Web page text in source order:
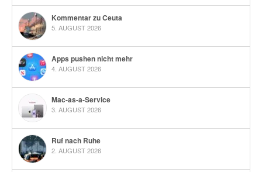
Kommentar zu Ceuta
5. AUGUST 2026
Apps pushen nicht mehr
4. AUGUST 2026
Mac-as-a-Service
3. AUGUST 2026
Ruf nach Ruhe
2. AUGUST 2026